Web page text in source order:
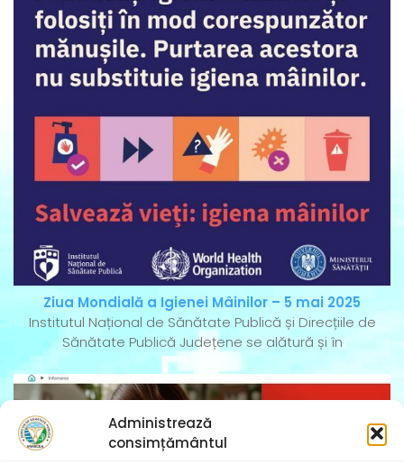
Administrează
consimțământul
Ziua Mondială a Igienei Mâinilor – 5 mai 2025
Institutul Național de Sănătate Publică și Direcțiile de
Sănătate Publică Județene se alătură și în